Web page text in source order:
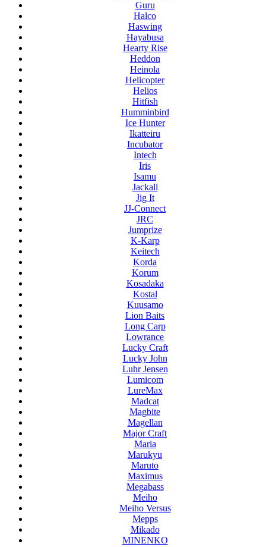
Guru
Halco
Haswing
Hayabusa
Hearty Rise
Heddon
Heinola
Helicopter
Helios
Hitfish
Humminbird
Ice Hunter
Ikatteiru
Incubator
Intech
Iris
Isamu
Jackall
Jig It
JJ-Connect
JRC
Jumprize
K-Karp
Keitech
Korda
Korum
Kosadaka
Kostal
Kuusamo
Lion Baits
Long Carp
Lowrance
Lucky Craft
Lucky John
Luhr Jensen
Lumicom
LureMax
Madcat
Magbite
Magellan
Major Craft
Maria
Marukyu
Maruto
Maximus
Megabass
Meiho
Meiho Versus
Mepps
Mikado
MINENKO